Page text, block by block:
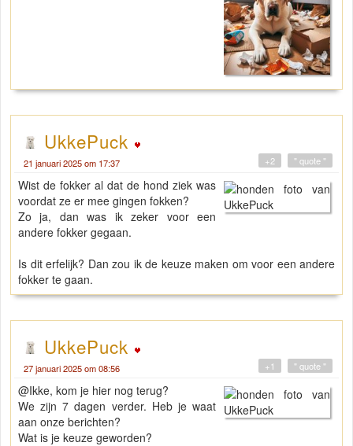
UkkePuck
21 januari 2025 om 17:37 " quote "
+2
Wist de fokker al dat de hond ziek was
voordat ze er mee gingen fokken?
Zo ja, dan was ik zeker voor een
andere fokker gegaan.
Is dit erfelijk? Dan zou ik de keuze maken om voor een andere
fokker te gaan.
UkkePuck
27 januari 2025 om 08:56 " quote "
+1
@Ikke, kom je hier nog terug?
We zijn 7 dagen verder. Heb je waat
aan onze berichten?
Wat is je keuze geworden?